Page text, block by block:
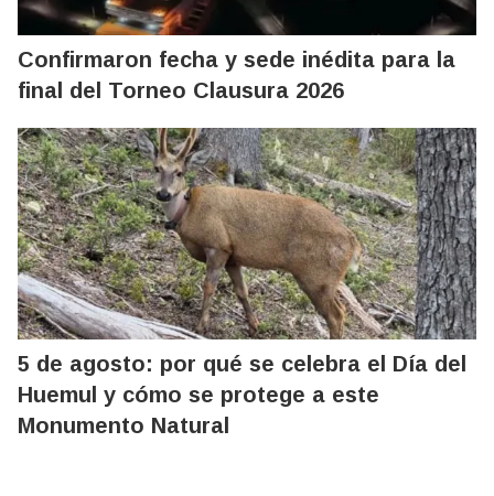
Confirmaron fecha y sede inédita para la
final del Torneo Clausura 2026
5 de agosto: por qué se celebra el Día del
Huemul y cómo se protege a este
Monumento Natural